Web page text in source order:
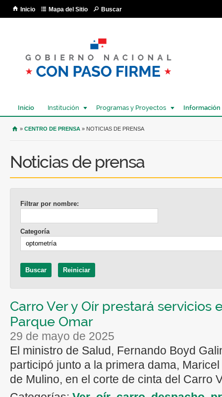
Inicio Mapa del Sitio Buscar
Inicio Institución Programas y Proyectos Información
USTED SE ENCUENTRA AQUÍ
» CENTRO DE PRENSA » NOTICIAS DE PRENSA
Noticias de prensa
Filtrar por nombre:
Categoría
Carro Ver y Oír prestará servicios
Parque Omar
29 de mayo de 2025
El ministro de Salud, Fernando Boyd
participó junto a la primera dama,
de Mulino, en el corte de cinta del Carro